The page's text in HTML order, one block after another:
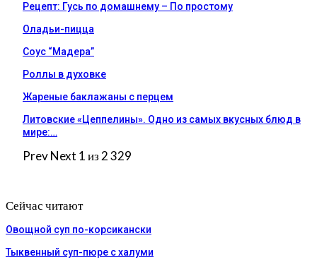
Рецепт: Гусь по домашнему – По простому
Оладьи-пицца
Соус “Мадера”
Роллы в духовке
Жареные баклажаны с перцем
Литовские «Цеппелины». Одно из самых вкусных блюд в
мире:…
PrevNext 1 из 2 329
Сейчас читают
Овощной суп по-корсикански
Тыквенный суп-пюре с халуми